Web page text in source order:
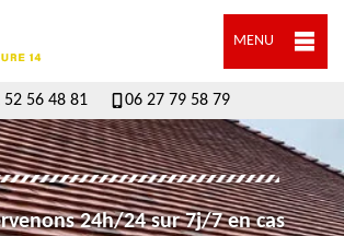
MENU
52 56 48 81 06 27 79 58 79
24h/24 sur 7j/7 en cas